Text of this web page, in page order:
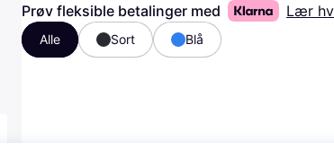
Prøv fleksible betalinger med
Lær
Alle Sort Blå